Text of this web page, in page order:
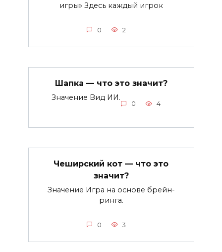
игры» Здесь каждый игрок
0 2
Шапка — что это значит?
Значение Вид ИИ.
0 4
Чеширский кот — что это
значит?
Значение Игра на основе брейн-
ринга.
0 3